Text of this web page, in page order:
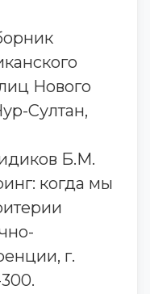
Нового
Султан,
Б.М.
когда мы
г.